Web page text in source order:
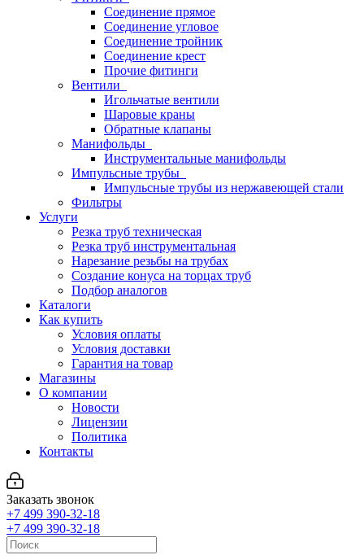
Соединение прямое
Соединение угловое
Соединение тройник
Соединение крест
Прочие фитинги
Вентили
Игольчатые вентили
Шаровые краны
Обратные клапаны
Манифольды
Инструментальные манифольды
Импульсные трубы
Импульсные трубы из нержавеющей стали
Фильтры
Услуги
Резка труб техническая
Резка труб инструментальная
Нарезание резьбы на трубах
Создание конуса на торцах труб
Подбор аналогов
Каталоги
Как купить
Условия оплаты
Условия доставки
Гарантия на товар
Магазины
О компании
Новости
Лицензии
Политика
Контакты
Заказать звонок
+7 499 390-32-18
+7 499 390-32-18